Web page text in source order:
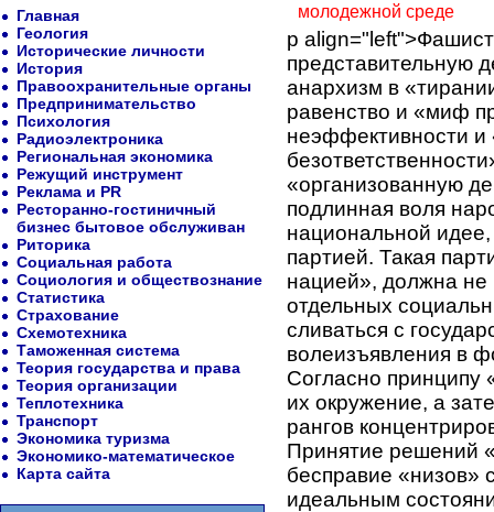
молодежной среде
p
представительную
анархизм в
равенство и «миф
неэффективности и
«организованную
подлинная воля
национальной
партией. Такая
нацией», должна
отдельных
сливаться с
волеизъявления в
Согласно
их окружение, а
рангов
Принятие решений
бесправие «низов»
идеальным
Главная
Геология
Исторические личности
История
Правоохранительные органы
Предпринимательство
Психология
Радиоэлектроника
Региональная экономика
Режущий инструмент
Реклама и PR
Ресторанно-гостиничный
бизнес бытовое обслуживан
Риторика
Социальная работа
Социология и обществознание
Статистика
Страхование
Схемотехника
Таможенная система
Теория государства и права
Теория организации
Теплотехника
Транспорт
Экономика туризма
Экономико-математическое
Карта сайта